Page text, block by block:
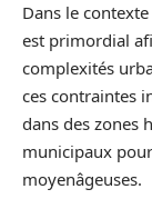
Dans le
est primordial
complexités
ces contraintes
dans des zones
municipaux
moyenâgeuses.